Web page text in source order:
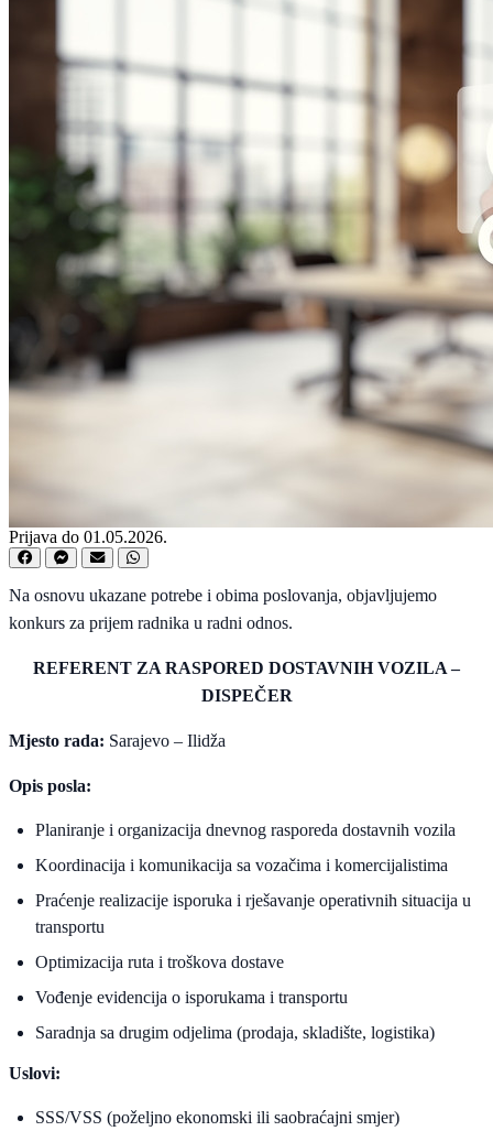
Prijava do 01.05.2026.
Na osnovu ukazane potrebe i obima poslovanja, objavljujemo
konkurs za prijem radnika u radni odnos.
REFERENT ZA RASPORED DOSTAVNIH VOZILA –
DISPEČER
Mjesto rada: Sarajevo – Ilidža
Opis posla:
Planiranje i organizacija dnevnog rasporeda dostavnih vozila
Koordinacija i komunikacija sa vozačima i komercijalistima
Praćenje realizacije isporuka i rješavanje operativnih situacija u
transportu
Optimizacija ruta i troškova dostave
Vođenje evidencija o isporukama i transportu
Saradnja sa drugim odjelima (prodaja, skladište, logistika)
Uslovi:
SSS/VSS (poželjno ekonomski ili saobraćajni smjer)